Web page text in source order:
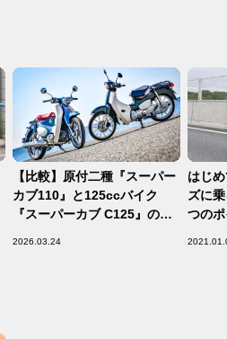
【比較】原付二種『スーパー
カブ110』と125ccバイク
『スーパーカブ C125』の違
2026.03.24
はじ
ズに
つの